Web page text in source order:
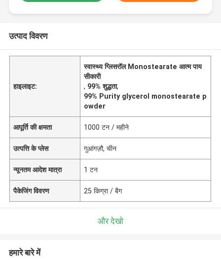
उत्पाद विवरण
हाइलाइट:
स्वास्थ्य ग्लिसरॉल Monostearate आत्म पाय
सीकारी
, 99% शुद्धता,
99% Purity glycerol monostearate p
owder
आपूर्ति की क्षमता 1000 टन / महीने
उत्पत्ति के प्लेस गुआंगज़ौ, चीन
न्यूनतम आदेश मात्रा 1 टन
पैकेजिंग विवरण 25 किग्रा / बैग
और देखो
हमारे बारे में